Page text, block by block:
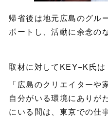
帰省後は地元広島のグル
ポートし、活動に余念の
取材に対してKEY−K氏は
「広島のクリエイターや
自分がいる環境にありが
にいる間は、東京での仕